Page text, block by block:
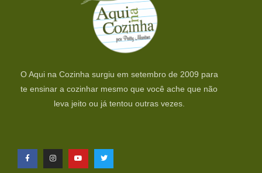
O Aqui na Cozinha surgiu em setembro de 2009 para
te ensinar a cozinhar mesmo que você ache que não
leva jeito ou já tentou outras vezes.